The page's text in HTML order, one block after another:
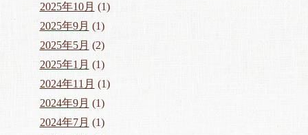
2025年10月 (1)
2025年9月 (1)
2025年5月 (2)
2025年1月 (1)
2024年11月 (1)
2024年9月 (1)
2024年7月 (1)